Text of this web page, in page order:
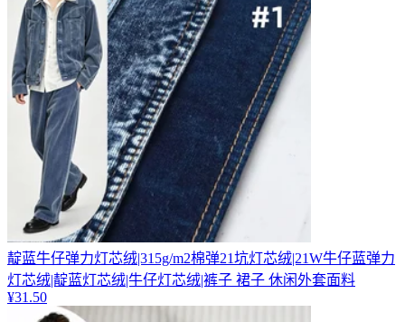
靛蓝牛仔弹力灯芯绒|315g/m2棉弹21坑灯芯绒|21W牛仔蓝弹力
灯芯绒|靛蓝灯芯绒|牛仔灯芯绒|裤子 裙子 休闲外套面料
¥31.50